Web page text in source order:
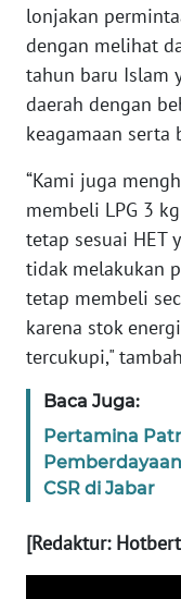
lonjakan
dengan melihat
tahun baru Islam
daerah dengan
keagamaan serta
“Kami juga
membeli LPG 3
tetap sesuai HET
tidak melakukan
tetap membeli
karena stok
tercukupi,"
Baca Juga:
Pertamina
CSR di Jabar
[Redaktur:
WN
PAPUA
WN
PAPUA
WN
RIAU
WN
SERAMBI
JAMBI
WN
SULTRA
WN
NTB